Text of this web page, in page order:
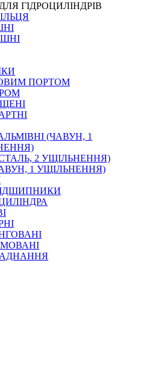
ГІДРОЦИЛІНДРІВ
ПОРТОМ
(ЧАВУН, 1
2 УЩІЛЬНЕННЯ)
1 УЩІЛЬНЕННЯ)